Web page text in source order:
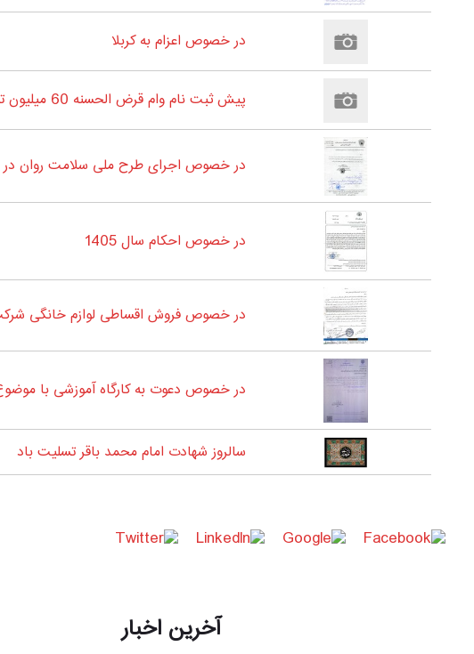
در خصوص اعزام به کربلا
پیش ثبت نام وام قرض الحسنه 60 میلیون تومانی سال 1405- مخصوص بازنشستگان و مستمری بگیران شعبه یک و دو شهرستان زنجان
در خصوص اجرای طرح ملی سلامت روان در
در خصوص احکام سال 1405
در خصوص فروش اقساطی لوازم خانگی شرکت
در خصوص دعوت به کارگاه آموزشی با
سالروز شهادت امام محمد باقر تسلیت باد
آخرین اخبار